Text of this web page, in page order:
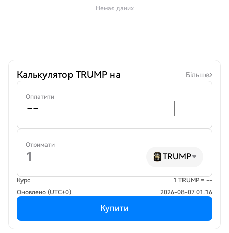
Немає даних
Калькулятор TRUMP на Більше
Оплатити
Отримати
TRUMP
Курс
1 TRUMP = --
Оновлено (UTC+0)
2026-08-07 01:16
Купити